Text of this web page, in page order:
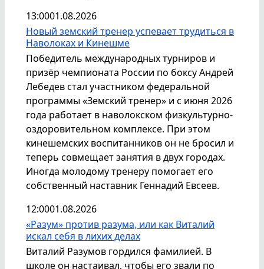
13:0001.08.2026
Новый земский тренер успевает трудиться в
Наволоках и Кинешме
Победитель международных турниров и
призёр чемпионата России по боксу Андрей
Лебедев стал участником федеральной
программы «Земский тренер» и с июня 2026
года работает в наволокском физкультурно-
оздоровительном комплексе. При этом
кинешемских воспитанников он не бросил и
теперь совмещает занятия в двух городах.
Иногда молодому тренеру помогает его
собственный наставник Геннадий Евсеев.
12:0001.08.2026
«Разум» против разума, или как Виталий
искал себя в лихих делах
Виталий Разумов гордился фамилией. В
школе он настаивал, чтобы его звали по